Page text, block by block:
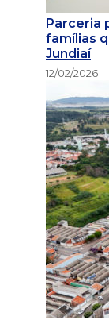
Parceria
famílias
Jundiaí
12/02/2026